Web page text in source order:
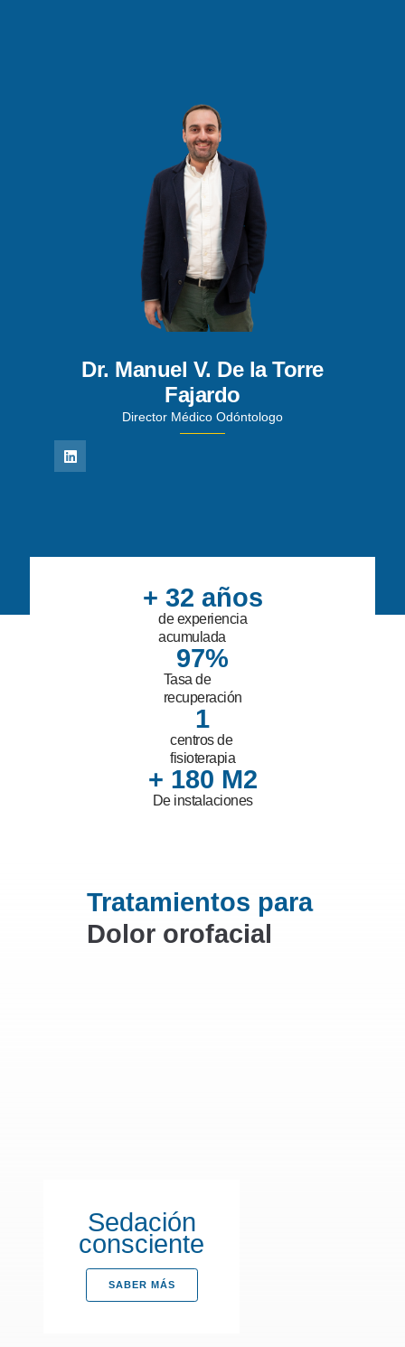
Dr. Manuel V. De la Torre
Fajardo
Director Médico Odóntologo
de experiencia
acumulada
+ 32 años
Tasa de
recuperación
97%
centros de
fisioterapia
1
De instalaciones
+ 180 M2
Tratamientos para
Dolor orofacial
Sedación
consciente
SABER MÁS